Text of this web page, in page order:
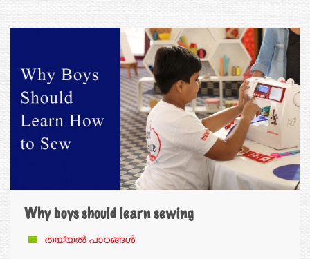
Why boys should learn sewing
തയ്യൽ പാഠങ്ങൾ